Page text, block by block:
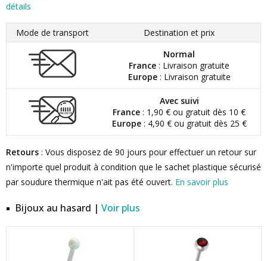
détails
Mode de transport
Destination et prix
Normal
France : Livraison gratuite
Europe: Livraison gratuite
Avec suivi
France : 1,90 € ou gratuit dès 10 €
Europe: 4,90 € ou gratuit dès 25 €
Retours : Vous disposez de 90 jours pour effectuer un retour sur
n'importe quel produit à condition que le sachet plastique sécurisé
par soudure thermique n'ait pas été ouvert. En savoir plus
Bijoux au hasard | Voir plus